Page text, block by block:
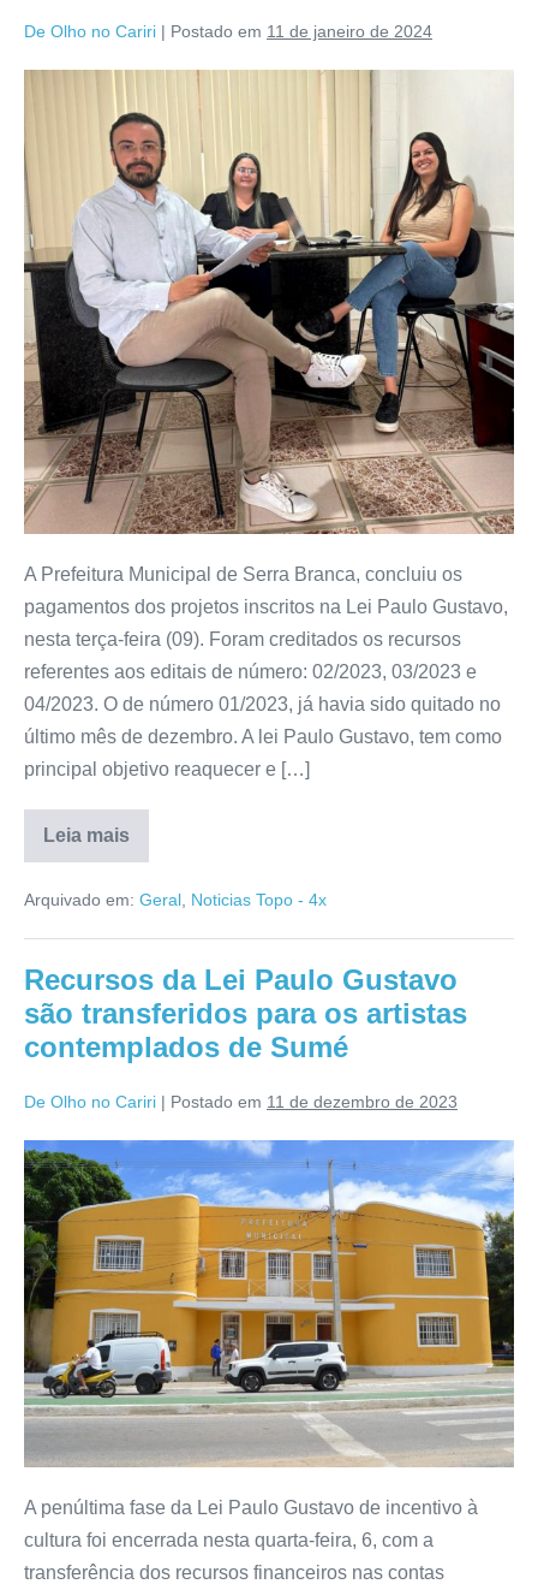
De Olho no Cariri | Postado em 11 de janeiro de 2024
A Prefeitura Municipal de Serra Branca, concluiu os
pagamentos dos projetos inscritos na Lei Paulo Gustavo,
nesta terça-feira (09). Foram creditados os recursos
referentes aos editais de número: 02/2023, 03/2023 e
04/2023. O de número 01/2023, já havia sido quitado no
último mês de dezembro. A lei Paulo Gustavo, tem como
principal objetivo reaquecer e […]
Leia mais
Arquivado em: Geral, Noticias Topo - 4x
Recursos da Lei Paulo Gustavo
são transferidos para os artistas
contemplados de Sumé
De Olho no Cariri | Postado em 11 de dezembro de 2023
A penúltima fase da Lei Paulo Gustavo de incentivo à
cultura foi encerrada nesta quarta-feira, 6, com a
transferência dos recursos financeiros nas contas